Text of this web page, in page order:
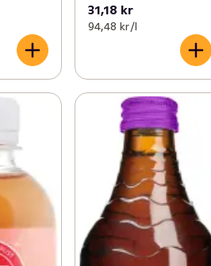
31,18 kr
94,48 kr /l